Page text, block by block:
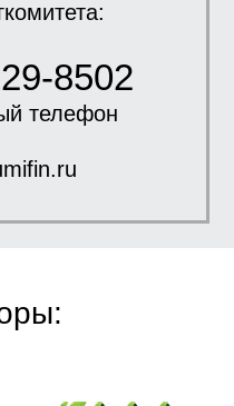
8502
телефон